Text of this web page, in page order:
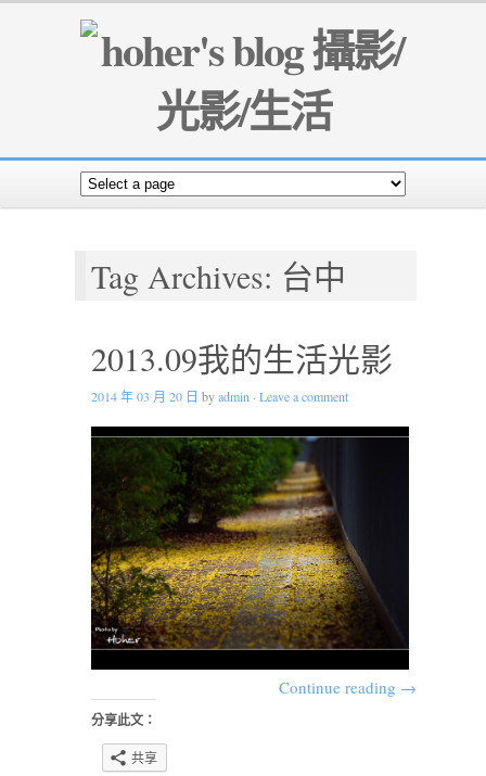
Tag Archives: 台中
2013.09我的生活光影
2014 年 03 月 20 日 byadmin · Leave a comment
Continue reading →
分享此文：
共享